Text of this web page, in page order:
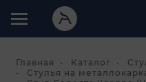
Главная Каталог
Стулья на